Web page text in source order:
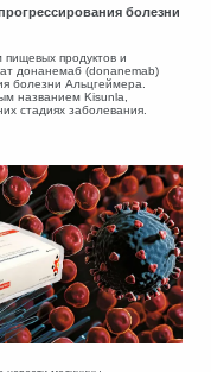
болезни
пищевых продуктов и
донанемаб (donanemab)
болезни Альцгеймера.
названием Kisunla,
стадиях заболевания.